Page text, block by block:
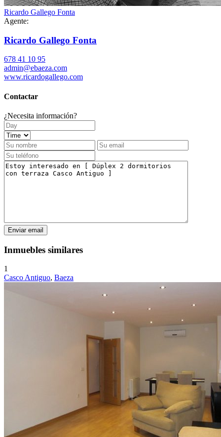
Ricardo Gallego Fonta
Agente:
Ricardo Gallego Fonta
678 41 10 95
admin@ebaeza.com
www.ricardogallego.com
Contactar
¿Necesita información?
Inmuebles similares
1
Casco Antiguo, Baeza